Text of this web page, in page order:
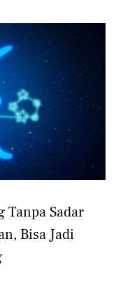
Tanpa Sadar
Bisa Jadi